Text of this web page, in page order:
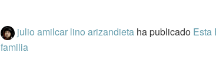
julio amilcar lino arizandieta ha publicado Esta
familia